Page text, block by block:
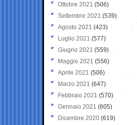
Ottobre 2021 (506)
Settembre 2021 (539)
Agosto 2021 (423)
Luglio 2021 (577)
Giugno 2021(559)
Maggio 2021 (556)
Aprile 2021 (506)
Marzo 2021 (647)
Febbraio 2021 (570)
Gennaio 2021 (605)
Dicembre 2020 (619)